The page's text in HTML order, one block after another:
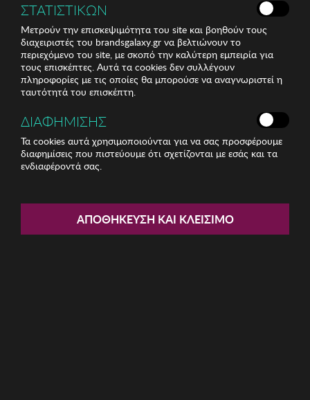
Γυναικείο Σλιπ Selene
ΣΤΑΤΙΣΤΙΚΩΝ
Μετρούν την επισκεψιμότητα του site και βοηθούν τους
διαχειριστές του brandsgalaxy.gr να βελτιώνουν το
περιεχόμενο του site, με σκοπό την καλύτερη εμπειρία για
τους επισκέπτες. Αυτά τα cookies δεν συλλέγουν
πληροφορίες με τις οποίες θα μπορούσε να αναγνωριστεί η
ταυτότητά του επισκέπτη.
ΔΙΑΦΗΜΙΣΗΣ
Τα cookies αυτά χρησιμοποιούνται για να σας προσφέρουμε
διαφημίσεις που πιστεύουμε ότι σχετίζονται με εσάς και τα
ενδιαφέροντά σας.
ΑΠΟΘΉΚΕΥΣΗ ΚΑΙ ΚΛΕΊΣΙΜΟ